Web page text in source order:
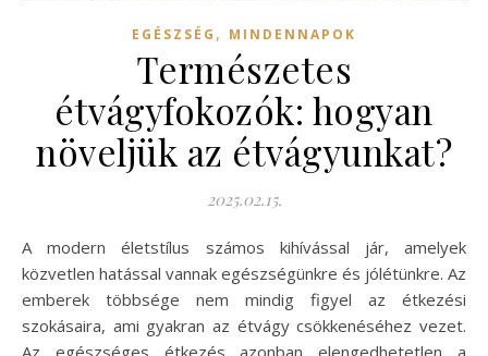
EGÉSZSÉG , MINDENNAPOK
Természetes
étvágyfokozók: hogyan
növeljük az étvágyunkat?
2025.02.15.
A modern életstílus számos kihívással jár, amelyek
közvetlen hatással vannak egészségünkre és jólétünkre. Az
emberek többsége nem mindig figyel az étkezési
szokásaira, ami gyakran az étvágy csökkenéséhez vezet.
Az egészséges étkezés azonban elengedhetetlen a